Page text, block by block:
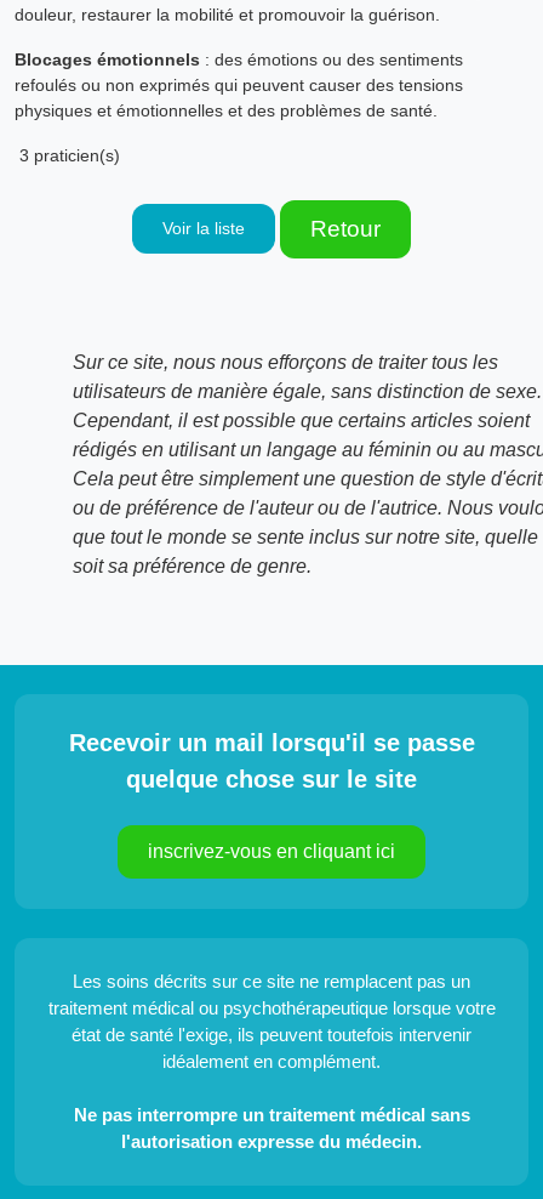
douleur, restaurer la mobilité et promouvoir la guérison.
Blocages émotionnels : des émotions ou des sentiments
refoulés ou non exprimés qui peuvent causer des tensions
physiques et émotionnelles et des problèmes de santé.
3 praticien(s)
Voir la liste Retour
Sur ce site, nous nous efforçons de traiter tous les
utilisateurs de manière égale, sans distinction de sexe.
Cependant, il est possible que certains articles soient
rédigés en utilisant un langage au féminin ou au
Cela peut être simplement une question de style
ou de préférence de l'auteur ou de l'autrice. Nous
que tout le monde se sente inclus sur notre site, quelle
soit sa préférence de genre.
Recevoir un mail lorsqu'il se passe
quelque chose sur le site
inscrivez-vous en cliquant ici
Les soins décrits sur ce site ne remplacent pas un
traitement médical ou psychothérapeutique lorsque votre
état de santé l'exige, ils peuvent toutefois intervenir
idéalement en complément.
Ne pas interrompre un traitement médical sans
l'autorisation expresse du médecin.